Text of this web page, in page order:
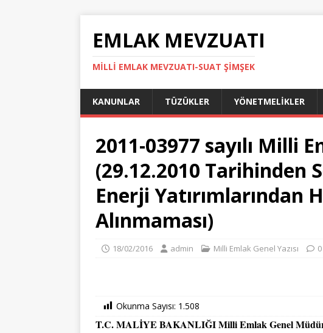
EMLAK MEVZUATI
MILLI EMLAK MEVZUATI-SUAT ŞİMŞEK
KANUNLAR TÜZÜKLER YÖNETMELIKLER
2011-03977 sayılı Milli
(29.12.2010 Tarihinden
Enerji Yatırımlarından
Alınmaması)
18/02/2016 admin Milli Emlak Genel Yazısı 0
Okunma Sayısı: 1.508
T.C. MALİYE BAKANLIĞI Milli Emlak Genel